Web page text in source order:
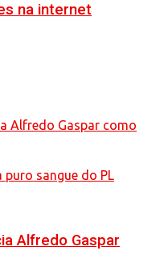
na internet
Alfredo Gaspar